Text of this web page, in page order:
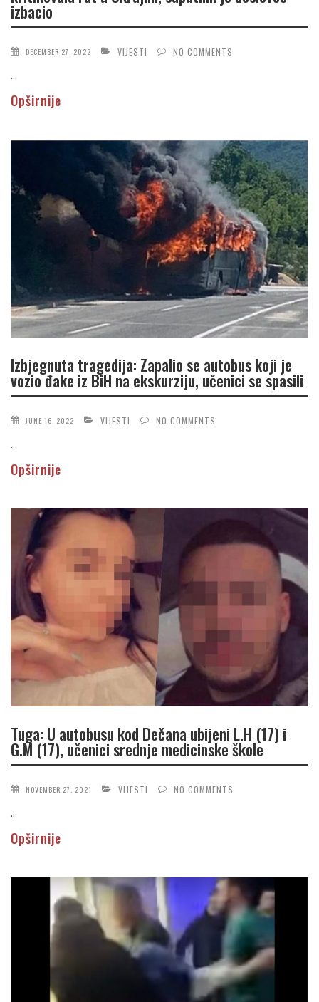
izbacio
DECEMBER 27, 2022 VIJESTI NO COMMENTS
...
Opširnije
Izbjegnuta tragedija: Zapalio se autobus koji je
vozio đake iz BiH na ekskurziju, učenici se spasili
JUNE 16, 2022 VIJESTI NO COMMENTS
...
Opširnije
Tuga: U autobusu kod Dečana ubijeni L.H (17) i
G.M (17), učenici srednje medicinske škole
NOVEMBER 27, 2021 VIJESTI NO COMMENTS
...
Opširnije